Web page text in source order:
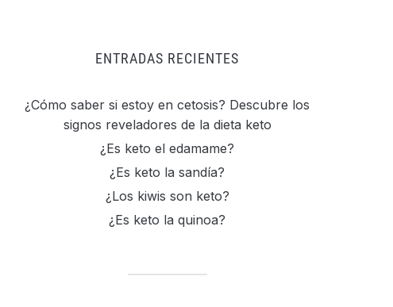
ENTRADAS RECIENTES
¿Cómo saber si estoy en cetosis? Descubre los
signos reveladores de la dieta keto
¿Es keto el edamame?
¿Es keto la sandía?
¿Los kiwis son keto?
¿Es keto la quinoa?